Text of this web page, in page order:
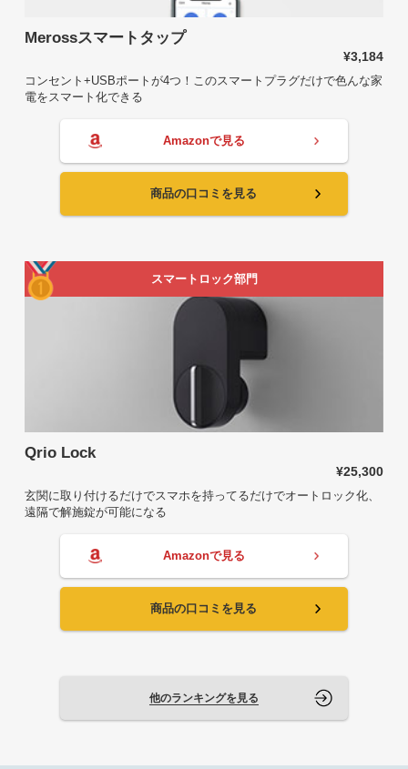
Merossスマートタップ
¥3,184
コンセント+USBポートが4つ！このスマートプラグだけで色んな家
電をスマート化できる
Amazonで見る
商品の口コミを見る
スマートロック部門
Qrio Lock
¥25,300
玄関に取り付けるだけでスマホを持ってるだけでオートロック化、
遠隔で解施錠が可能になる
Amazonで見る
商品の口コミを見る
他のランキングを見る